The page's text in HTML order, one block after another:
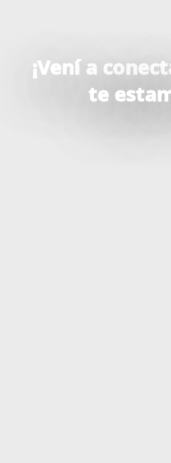
¡Vení a
te